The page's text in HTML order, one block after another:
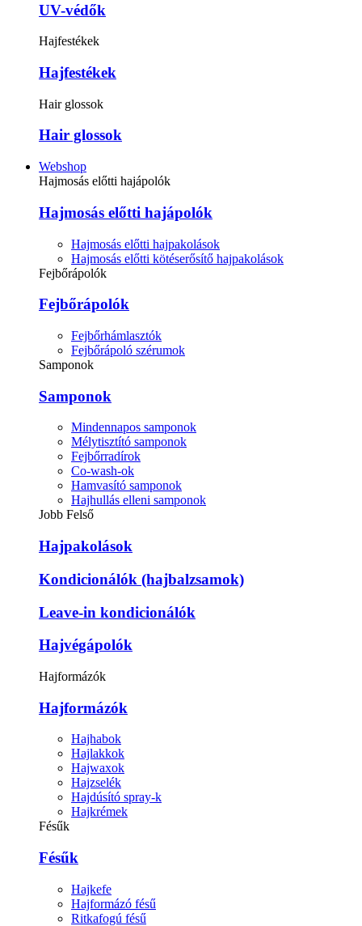
UV-védők
Hajfestékek
Hajfestékek
Hair glossok
Hair glossok
Webshop
Hajmosás előtti hajápolók
Hajmosás előtti hajápolók
Hajmosás előtti hajpakolások
Hajmosás előtti kötéserősítő hajpakolások
Fejbőrápolók
Fejbőrápolók
Fejbőrhámlasztók
Fejbőrápoló szérumok
Samponok
Samponok
Mindennapos samponok
Mélytisztító samponok
Fejbőrradírok
Co-wash-ok
Hamvasító samponok
Hajhullás elleni samponok
Jobb Felső
Hajpakolások
Kondicionálók (hajbalzsamok)
Leave-in kondicionálók
Hajvégápolók
Hajformázók
Hajformázók
Hajhabok
Hajlakkok
Hajwaxok
Hajzselék
Hajdúsító spray-k
Hajkrémek
Fésűk
Fésűk
Hajkefe
Hajformázó fésű
Ritkafogú fésű